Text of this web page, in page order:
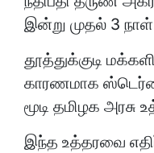
இன்று முதல் 3
தூத்துக்குடி
காரணமாக
மூடி தமிழக அரசு
இந்த உத்தரவை